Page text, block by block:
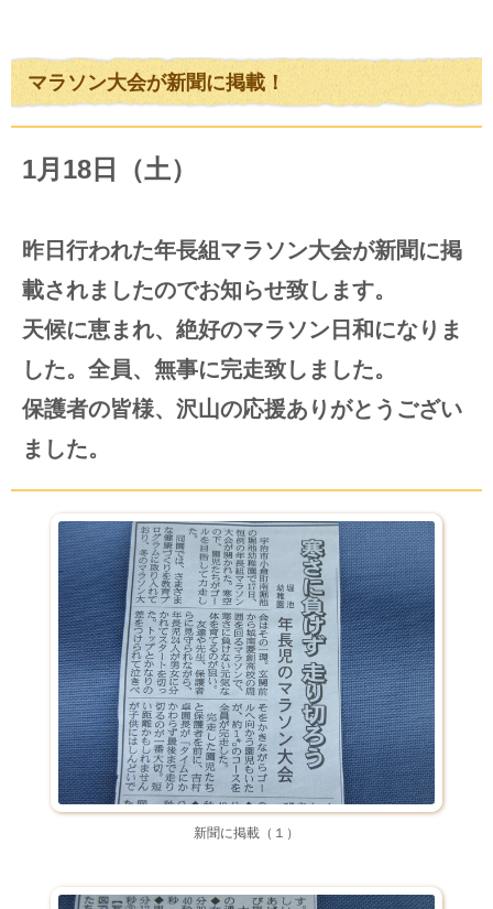
マラソン大会が新聞に掲載！
1月18日（土）
昨日行われた年長組マラソン大会が新聞に掲
載されましたのでお知らせ致します。
天候に恵まれ、絶好のマラソン日和になりま
した。全員、無事に完走致しました。
保護者の皆様、沢山の応援ありがとうござい
ました。
新聞に掲載（１）